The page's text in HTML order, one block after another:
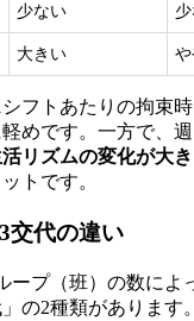
少ない
大きい
フトあたりの拘束
めです。一方で、
リズムの変化が大
トです。
交代の違い
ープ（班）の数によ
の2種類があります。